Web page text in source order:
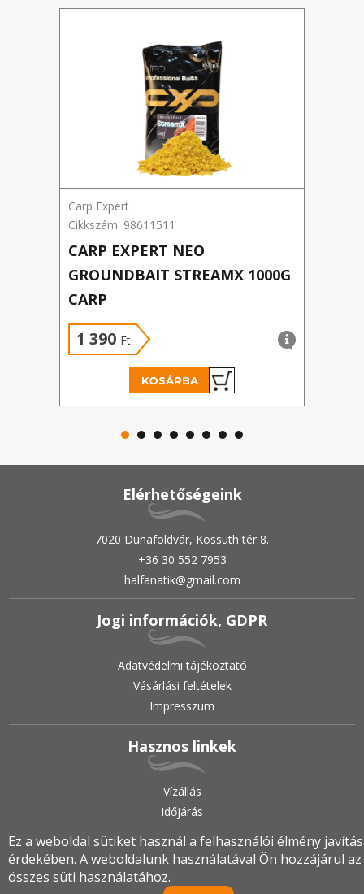
Carp Expert
Cikkszám: 98611511
CARP EXPERT NEO
GROUNDBAIT STREAMX 1000G
CARP
1 390 Ft
KOSÁRBA
Elérhetőségeink
7020 Dunaföldvár, Kossuth tér 8.
+36 30 552 7953
halfanatik@gmail.com
Jogi információk, GDPR
Adatvédelmi tájékoztató
Vásárlási feltételek
Impresszum
Hasznos linkek
Vízállás
Időjárás
2019.•© halfanatik.hu•Minden jog fenntartva!
Ez a weboldal sütiket használ a felhasználói élmény
érdekében. A weboldalunk használatával Ön hozzájárul az
összes süti használatához.